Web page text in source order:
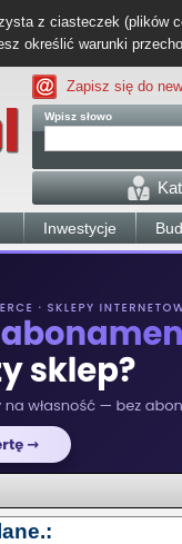
z ciasteczek (plików
określić warunki
Zapisz się do
Wpisz słowo
Inwestycje